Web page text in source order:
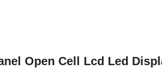
Open Cell Lcd Led